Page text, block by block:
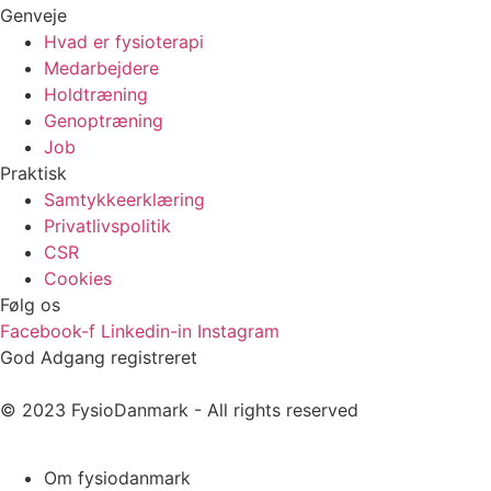
Genveje
Hvad er fysioterapi
Medarbejdere
Holdtræning
Genoptræning
Job
Praktisk
Samtykkeerklæring
Privatlivspolitik
CSR
Cookies
Følg os
Facebook-f Linkedin-in Instagram
God Adgang registreret
© 2023 FysioDanmark - All rights reserved
Om fysiodanmark